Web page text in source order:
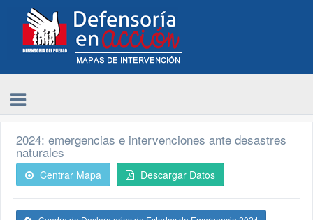
2024: emergencias e intervenciones ante desastres
naturales
Centrar Mapa Descargar Datos